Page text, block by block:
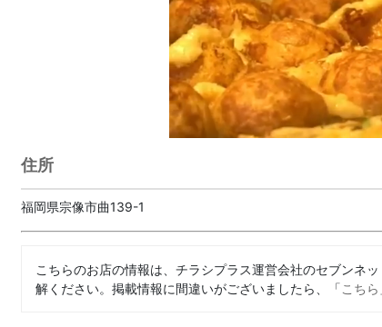
住所
福岡県宗像市曲139-1
こちらのお店の情報は、チラシプラス運営会社のセブンネ
解ください。掲載情報に間違いがございましたら、「こちら